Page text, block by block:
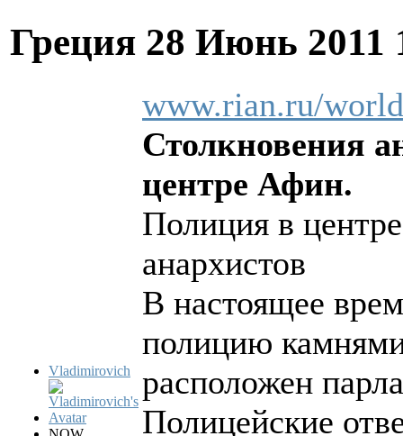
Греция 28 Июнь 2011
Vladimirovich
www.rian.ru/
Столкновения
центре Афин.
Полиция в
анархистов
В настоящее
полицию
расположен
Полицейские